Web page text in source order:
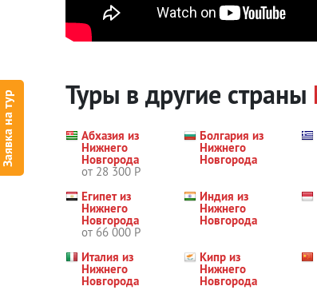
Заявка на тур Туры в другие страны
Абхазия из
Нижнего
Новгорода
от 28 300 Р
Болгария из
Нижнего
Новгорода
Египет из
Нижнего
Новгорода
от 66 000 Р
Индия из
Нижнего
Новгорода
Италия из
Нижнего
Новгорода
Кипр из
Нижнего
Новгорода